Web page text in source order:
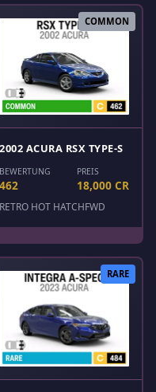
COMMON
2002 ACURA RSX TYPE-S
BEWERTUNG
462
PREIS
18,000 CR
RETRO HOT HATCHFWD
RARE